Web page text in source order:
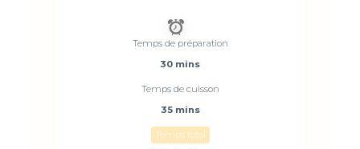
Temps de préparation
30 mins
Temps de cuisson
35 mins
Temps total